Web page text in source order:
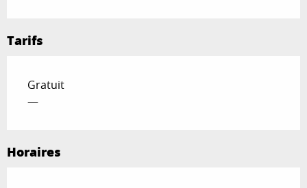
Tarifs
Gratuit
—
Horaires